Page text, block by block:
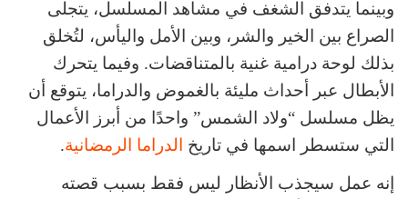
وبينما يتدفق الشغف في مشاهد المسلسل، يتجلى
الصراع بين الخير والشر، وبين الأمل واليأس، لتُخلق
بذلك لوحة درامية غنية بالمتناقضات. وفيما يتحرك
الأبطال عبر أحداث مليئة بالغموض والدراما، يتوقع أن
يظل مسلسل “ولاد الشمس” واحدًا من أبرز الأعمال
التي ستسطر اسمها في تاريخ
الدراما الرمضانية.
إنه عمل سيجذب الأنظار ليس فقط بسبب قصته